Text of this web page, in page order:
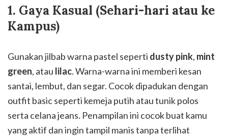
1. Gaya Kasual (Sehari-hari atau ke
Kampus)
Gunakan jilbab warna pastel seperti dusty pink, mint
green, atau lilac. Warna-warna ini memberi kesan
santai, lembut, dan segar. Cocok dipadukan dengan
outfit basic seperti kemeja putih atau tunik polos
serta celana jeans. Penampilan ini cocok buat kamu
yang aktif dan ingin tampil manis tanpa terlihat